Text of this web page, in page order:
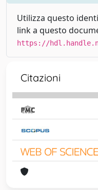
Utilizza questo
link a questo
https://
Citazioni